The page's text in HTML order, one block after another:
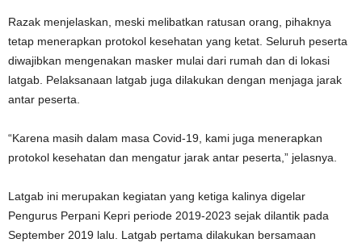
Razak menjelaskan, meski melibatkan ratusan orang, pihaknya
tetap menerapkan protokol kesehatan yang ketat. Seluruh peserta
diwajibkan mengenakan masker mulai dari rumah dan di lokasi
latgab. Pelaksanaan latgab juga dilakukan dengan menjaga jarak
antar peserta.
“Karena masih dalam masa Covid-19, kami juga menerapkan
protokol kesehatan dan mengatur jarak antar peserta,” jelasnya.
Latgab ini merupakan kegiatan yang ketiga kalinya digelar
Pengurus Perpani Kepri periode 2019-2023 sejak dilantik pada
September 2019 lalu. Latgab pertama dilakukan bersamaan